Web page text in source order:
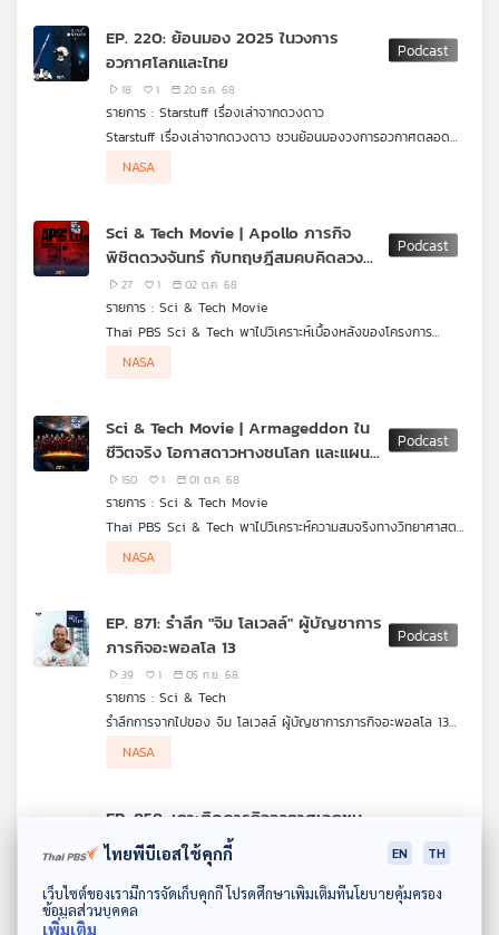
ดาวน์โหลด Thai PBS Podcast Application
NASA และ Boeing
EP. 220: ย้อนมอง 2025 ในวงการ
อวกาศโลกและไทย
18 1 20 ธ.ค. 68
รายการ : Starstuff เรื่องเล่าจากดวงดาว
Starstuff เรื่องเล่าจากดวงดาว ชวนย้อนมองวงการอวกาศตลอด
เพราะปี 2025 นี้ นับเป็นปีที่วงการอวกาศมีเรื่องราวมากมายที่น่า
NASA
Sci & Tech Movie | Apollo ภารกิจ
พิชิตดวงจันทร์ กับทฤษฎีสมคบคิดลวง
โลก
27 1 02 ต.ค. 68
รายการ : Sci & Tech Movie
Thai PBS Sci & Tech พาไปวิเคราะห์เบื้องหลังของโครงการ
จนถึงอนาคตบนดาวอังคาร กับ รศ. ดร.ชัยวัฒน์ คุประตกุล นัก
NASA
Sci & Tech Movie | Armageddon ใน
ชีวิตจริง โอกาสดาวหางชนโลก และแผน
รับมือ
150 1 01 ต.ค. 68
รายการ : Sci & Tech Movie
Thai PBS Sci & Tech พาไปวิเคราะห์ความสมจริงทางวิทยาศาสตร์
เป็นนักบินอวกาศ เพื่อฝังระเบิดนิวเคลียร์บนดาวหาง ชวนคุยกับ “อา
NASA
EP. 871: รำลึก "จิม โลเวลล์" ผู้บัญชาการ
ภารกิจอะพอลโล 13
39 1 05 ก.ย. 68
รายการ : Sci & Tech
รำลึกการจากไปของ จิม โลเวลล์ ผู้บัญชาการภารกิจอะพอลโล 13
หมายเพื่อลงจอดบนพื้นผิวดวงจันทร์ เนื่องจากประสบเหตุฉุกเฉินจน
ชีวิตอยู่บนความเสี่ยงก่อนจะกลับมาถึงโลกอย่างปลอดภัย นักบิน
อวกาศทั้ง 3 คนในภารกิจนี้จึงเป็นที่พูดถึงอย่างมากในประวัติศาสตร์
การสำรวจอวกาศ
NASA
EP. 858: เกาะติดภารกิจอวกาศเอกชน
Axiom-4
06 มิ.ย. 68
รายการ : Sci & Tech
เข้าสู่ยุคของการบินอวกาศเอกชนที่กลายเป็นเรื่องธรรมดาไปแล้ว เช่น
ไทยพีบีเอสใช้คุกกี้ EN TH
เว็บไซต์ของเรามีการจัดเก็บคุกกี้ โปรดศึกษาเพิ่มเติมที่นโยบายคุ้มครอง
ข้อมูลส่วนบุคคล
เพิ่มเติม